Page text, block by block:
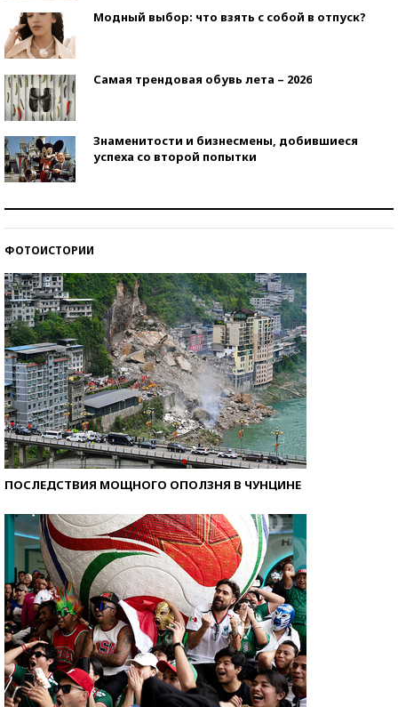
Модный выбор: что взять с собой в отпуск?
Самая трендовая обувь лета – 2026
Знаменитости и бизнесмены, добившиеся
успеха со второй попытки
ФОТОИСТОРИИ
ПОСЛЕДСТВИЯ МОЩНОГО ОПОЛЗНЯ В ЧУНЦИНЕ